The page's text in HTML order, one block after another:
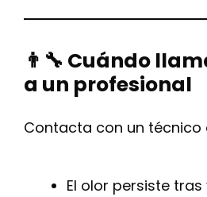
👨‍🔧 Cuándo
a un profesional
Contacta con un técnico
El olor persiste